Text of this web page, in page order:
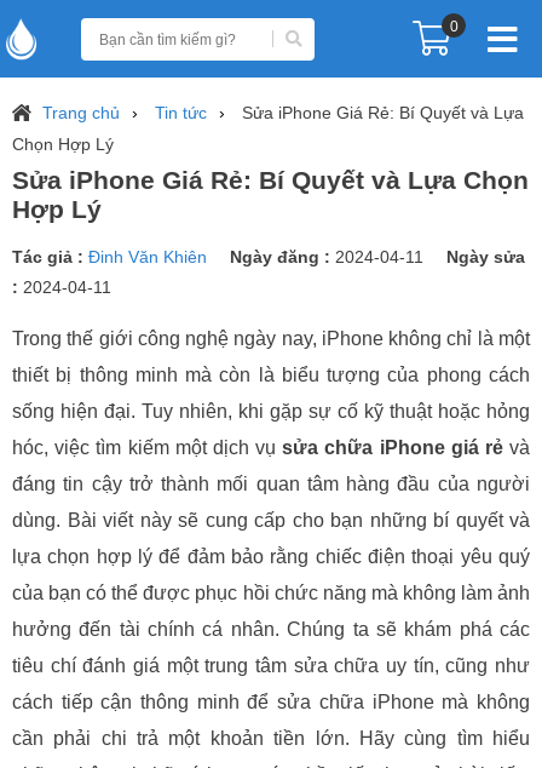
0
Trang chủ Tin tức
Sửa iPhone Giá Rẻ: Bí Quyết và Lựa
Chọn Hợp Lý
Sửa iPhone Giá Rẻ: Bí Quyết và Lựa Chọn
Hợp Lý
Tác giả : Đinh Văn Khiên Ngày đăng : 2024-04-11
Ngày sửa
: 2024-04-11
Trong thế giới công nghệ ngày nay, iPhone không chỉ là một
thiết bị thông minh mà còn là biểu tượng của phong cách
sống hiện đại. Tuy nhiên, khi gặp sự cố kỹ thuật hoặc hỏng
hóc, việc tìm kiếm một dịch vụsửa chữa iPhone giá rẻvà
đáng tin cậy trở thành mối quan tâm hàng đầu của người
dùng. Bài viết này sẽ cung cấp cho bạn những bí quyết và
lựa chọn hợp lý để đảm bảo rằng chiếc điện thoại yêu quý
của bạn có thể được phục hồi chức năng mà không làm ảnh
hưởng đến tài chính cá nhân. Chúng ta sẽ khám phá các
tiêu chí đánh giá một trung tâm sửa chữa uy tín, cũng như
cách tiếp cận thông minh để sửa chữa iPhone mà không
cần phải chi trả một khoản tiền lớn. Hãy cùng tìm hiểu